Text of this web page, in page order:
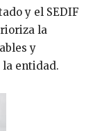
y el SEDIF
la
y
entidad.